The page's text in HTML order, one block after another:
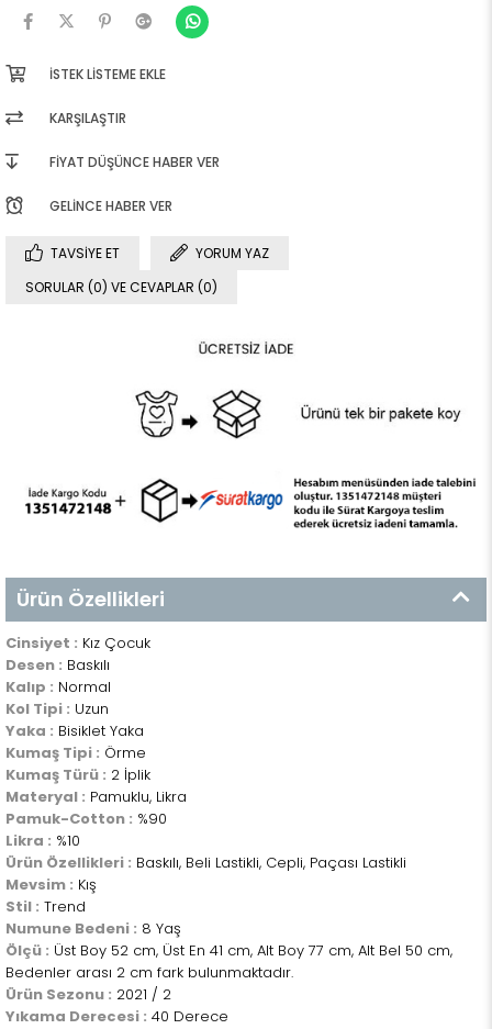
İSTEK LISTEME EKLE
KARŞILAŞTIR
FIYAT DÜŞÜNCE HABER VER
GELINCE HABER VER
TAVSIYE ET
YORUM YAZ
SORULAR (0) VE CEVAPLAR (0)
Ürün Özellikleri
Cinsiyet : Kız Çocuk
Desen : Baskılı
Kalıp : Normal
Kol Tipi : Uzun
Yaka : Bisiklet Yaka
Kumaş Tipi : Örme
Kumaş Türü : 2 İplik
Materyal : Pamuklu, Likra
Pamuk-Cotton : %90
Likra : %10
Ürün Özellikleri : Baskılı, Beli Lastikli, Cepli, Paçası Lastikli
Mevsim : Kış
Stil : Trend
Numune Bedeni : 8 Yaş
Ölçü : Üst Boy 52 cm, Üst En 41 cm, Alt Boy 77 cm, Alt Bel 50 cm,
Bedenler arası 2 cm fark bulunmaktadır.
Ürün Sezonu : 2021 / 2
Yıkama Derecesi : 40 Derece